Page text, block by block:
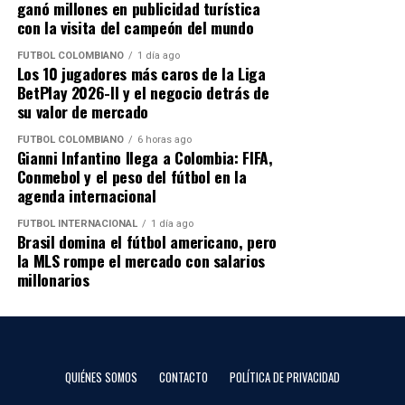
A continuación, recopilamos algunos de los mejores
memes que dejó la eliminación de Colombia ante Suiza.
📲 Canal de WhatsApp:
https://whatsapp.com/channel/
📞 WhatsApp directo:
👉https://wa.me/13053990470
👉https://www.youtube.com/@radiocolombiarci
🎧 Escúchanos aquí:
🎙️ ¿Qué dijo Néstor Lorenzo tras la
eliminación?
El entrenador argentino reconoció que el principal
aspecto que le faltó a Colombia fue el gol.
“La falta de gol se paga”, afirmó Lorenzo al analizar el
partido ante Suiza, destacando que la Selección generó
situaciones, pero no tuvo la precisión necesaria para
definir.
Sobre el cambio de Jhon Arias explicó que existía
preocupación por quedarse con un jugador menos y
acompañaron el proceso y resaltó el esfuerzo de sus
ganó millones en publicidad turística
con la visita del campeón del mundo
FÚTBOL COLOMBIANO 1 día ago
Los 10 jugadores más caros de la Liga
BetPlay 2026-II y el negocio detrás de
su valor de mercado
FÚTBOL COLOMBIANO 6 horas ago
Gianni Infantino llega a Colombia: FIFA,
Conmebol y el peso del fútbol en la
agenda internacional
FÚTBOL INTERNACIONAL 1 día ago
Brasil domina el fútbol americano, pero
la MLS rompe el mercado con salarios
millonarios
QUIÉNES SOMOS CONTACTO POLÍTICA DE PRIVACIDAD